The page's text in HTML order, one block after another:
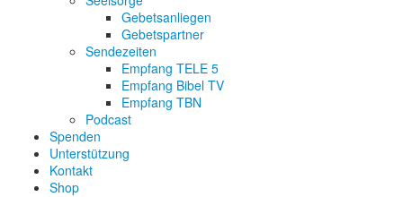
Gebetsanliegen
Gebetspartner
Sendezeiten
Empfang TELE 5
Empfang Bibel TV
Empfang TBN
Podcast
Spenden
Unterstützung
Kontakt
Shop